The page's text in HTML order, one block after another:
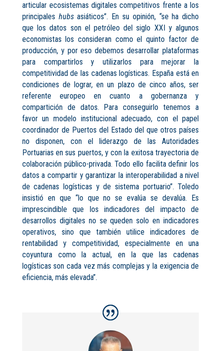
articular ecosistemas digitales competitivos frente a los
principales hubsasiáticos”. En su opinión, “se ha dicho
que los datos son el petróleo del siglo XXI y algunos
economistas los consideran como el quinto factor de
producción, y por eso debemos desarrollar plataformas
para compartirlos y utilizarlos para mejorar la
competitividad de las cadenas logísticas. España está en
condiciones de lograr, en un plazo de cinco años, ser
referente europeo en cuanto a gobernanza y
compartición de datos. Para conseguirlo tenemos a
favor un modelo institucional adecuado, con el papel
coordinador de Puertos del Estado del que otros países
no disponen, con el liderazgo de las Autoridades
Portuarias en sus puertos, y con la exitosa trayectoria de
colaboración público-privada. Todo ello facilita definir los
datos a compartir y garantizar la interoperabilidad a nivel
de cadenas logísticas y de sistema portuario”. Toledo
insistió en que “lo que no se evalúa se devalúa. Es
imprescindible que los indicadores del impacto de
desarrollos digitales no se queden solo en indicadores
operativos, sino que también utilice indicadores de
rentabilidad y competitividad, especialmente en una
coyuntura como la actual, en la que las cadenas
logísticas son cada vez más complejas y la exigencia de
eficiencia, más elevada”.